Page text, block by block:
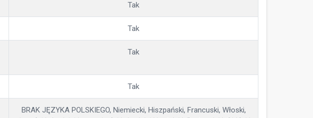
Tak
Tak
Tak
Tak
BRAK JĘZYKA POLSKIEGO, Niemiecki, Hiszpański, Francuski, Włoski,